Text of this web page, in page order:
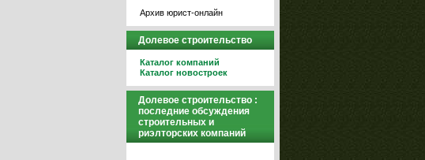
Архив юрист-онлайн
Долевое строительство
Каталог компаний
Каталог новостроек
Долевое строительство :
последние обсуждения
строительных и
риэлторских компаний